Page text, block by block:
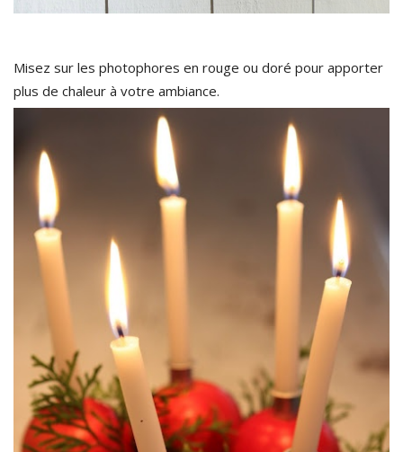
Misez sur les photophores en rouge ou doré pour apporter
plus de chaleur à votre ambiance.